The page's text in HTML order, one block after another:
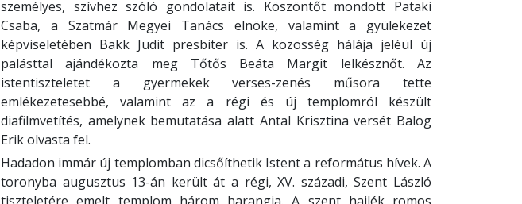
személyes, szívhez szóló gondolatait is. Köszöntőt mondott Pataki
Csaba, a Szatmár Megyei Tanács elnöke, valamint a gyülekezet
képviseletében Bakk Judit presbiter is. A közösség hálája jeléül új
palásttal ajándékozta meg Tőtős Beáta Margit lelkésznőt. Az
istentiszteletet a gyermekek verses-zenés műsora tette
emlékezetesebbé, valamint az a régi és új templomról készült
diafilmvetítés, amelynek bemutatása alatt Antal Krisztina versét Balog
Erik olvasta fel.
Hadadon immár új templomban dicsőíthetik Istent a református hívek. A
toronyba augusztus 13-án került át a régi, XV. századi, Szent László